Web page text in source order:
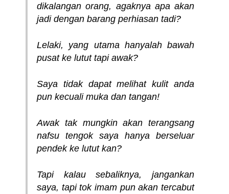
dikalangan orang, agaknya apa akan
jadi dengan barang perhiasan tadi?
Lelaki, yang utama hanyalah bawah
pusat ke lutut tapi awak?
Saya tidak dapat melihat kulit anda
pun kecuali muka dan tangan!
Awak tak mungkin akan terangsang
nafsu tengok saya hanya berseluar
pendek ke lutut kan?
Tapi kalau sebaliknya, jangankan
saya, tapi tok imam pun akan tercabut